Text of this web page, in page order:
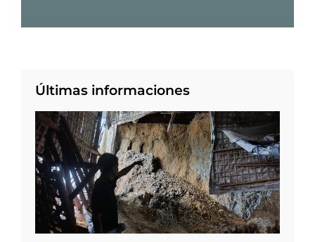
Últimas informaciones